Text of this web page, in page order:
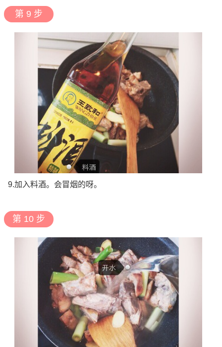
第 9 步
9.加入料酒。会冒烟的呀。
第 10 步